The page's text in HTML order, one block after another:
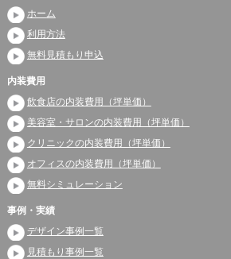
ホーム
利用方法
無料見積もり申込
内装費用
飲食店の内装費用（坪単価）
美容室・サロンの内装費用（坪単価）
クリニックの内装費用（坪単価）
オフィスの内装費用（坪単価）
無料シミュレーション
事例・実績
デザイン事例一覧
見積もり事例一覧